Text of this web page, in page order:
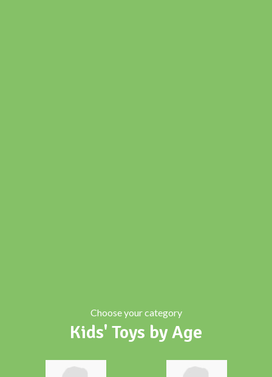
Choose your category
Kids' Toys by Age